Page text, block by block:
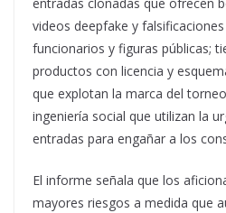
videos deepfake y
funcionarios y figuras públicas;
productos con licencia y
que explotan la marca del
ingeniería social que utilizan la
entradas para engañar a los
El informe señala que los
mayores riesgos a medida que